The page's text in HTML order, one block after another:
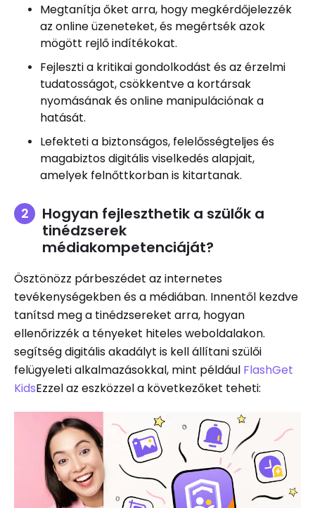
Megtanítja őket arra, hogy megkérdőjelezzék
az online üzeneteket, és megértsék azok
mögött rejlő indítékokat.
Fejleszti a kritikai gondolkodást és az érzelmi
tudatosságot, csökkentve a kortársak
nyomásának és online manipulációnak a
hatását.
Lefekteti a biztonságos, felelősségteljes és
magabiztos digitális viselkedés alapjait,
amelyek felnőttkorban is kitartanak.
Hogyan fejleszthetik a szülők a
tinédzserek
médiakompetenciáját?
Ösztönözz párbeszédet az internetes
tevékenységekben és a médiában. Innentől kezdve
tanítsd meg a tinédzsereket arra, hogyan
ellenőrizzék a tényeket hiteles weboldalakon.
segítség digitális akadályt is kell állítani szülői
felügyeleti alkalmazásokkal, mint például FlashGet
KidsEzzel az eszközzel a következőket teheti: